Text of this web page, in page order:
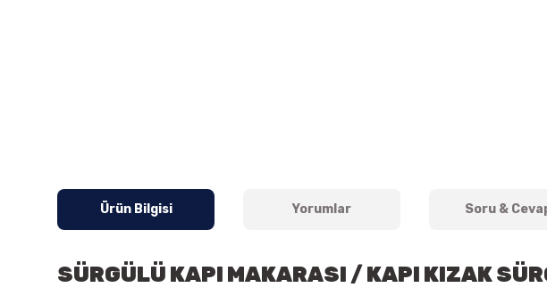
Ürün Bilgisi Yorumlar Soru &
SÜRGÜLÜ KAPI MAKARASI / KAPI KIZAK